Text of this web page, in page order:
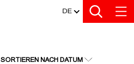
DE
SORTIEREN NACH DATUM